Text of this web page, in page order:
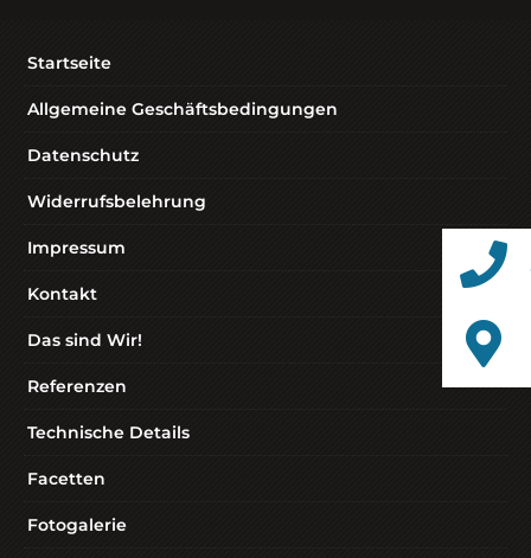
Startseite
Allgemeine Geschäftsbedingungen
Datenschutz
Widerrufsbelehrung
Impressum
Kontakt
Das sind Wir!
Referenzen
Technische Details
Facetten
Fotogalerie